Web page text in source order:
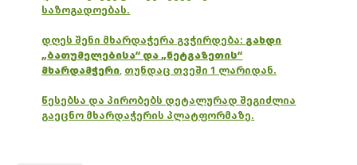
საზოგადოებას.
დღეს შენი მხარდაჭერა გვჭირდება: გახდი
„ბათუმელებისა“ და „ნეტგაზეთის“
მხარდამჭერი, თუნდაც თვეში 1 ლარიდან.
წესებსა და პირობებს დეტალურად შეგიძლია
გაეცნო მხარდაჭერის პლატფორმაზე.